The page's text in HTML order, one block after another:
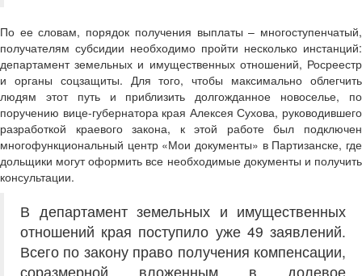
По ее словам, порядок получения выплаты – многоступенчатый,
получателям субсидии необходимо пройти несколько инстанций:
департамент земельных и имущественных отношений, Росреестр
и органы соцзащиты. Для того, чтобы максимально облегчить
людям этот путь и приблизить долгожданное новоселье, по
поручению вице-губернатора края Алексея Сухова, руководившего
разработкой краевого закона, к этой работе был подключен
многофункциональный центр «Мои документы» в Партизанске, где
дольщики могут оформить все необходимые документы и получить
консультации.
В департамент земельных и имущественных
отношений края поступило уже 49 заявлений.
Всего по закону право получения компенсации,
соразмерной вложенным в долевое